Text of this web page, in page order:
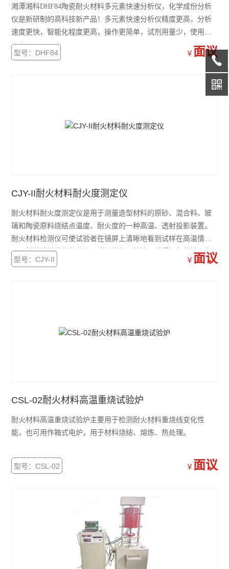
湘潭湘科DHF84陶瓷耐火材料多元素快速分析仪，化学成份分析
仪是新研制的高科技新产品！多元素快速分析仪精度更高，分析
速度更快，智能化程度更高，操作更简单，试剂用量少，使用费
用少！
型号：DHF84 ￥ 面议
CJY-II耐火材料耐火度测定仪
耐火材料耐火度测定仪是用于测量造型材料的原砂、混合料、玻
璃和陶瓷原料烧结点温度、耐火度的一种高温、透射投影装置。
耐火材料检测仪可使试验者在镜屏上清晰地看到试样在高温情况
下，材料试样的体积收缩、膨胀纯化及的情况并得知各种情况发
生时的相应温度。
型号：CJY-II ￥ 面议
CSL-02耐火材料高温重烧试验炉
耐火材料高温重烧试验炉主要用于检测耐火材料重烧线变化性
能，也可用作箱式电炉，用于材料烧结、熔炼、热处理。
型号：CSL-02 ￥ 面议